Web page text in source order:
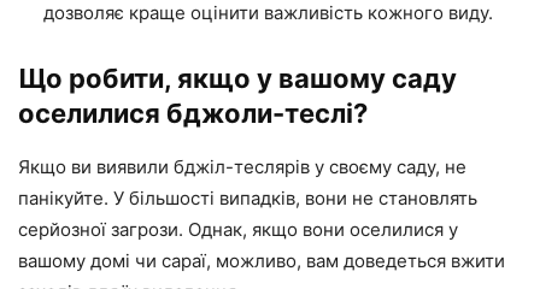
дозволяє краще оцінити важливість кожного виду.
Що робити, якщо у вашому саду
оселилися бджоли-теслі?
Якщо ви виявили бджіл-теслярів у своєму саду, не
панікуйте. У більшості випадків, вони не становлять
серйозної загрози. Однак, якщо вони оселилися у
вашому домі чи сараї, можливо, вам доведеться вжити